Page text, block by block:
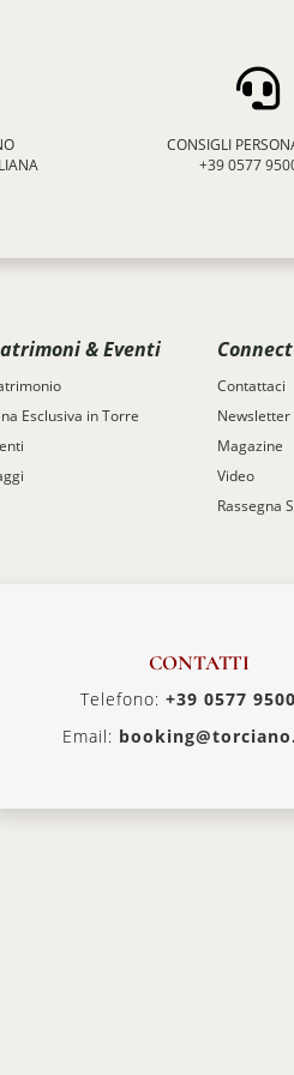
CONSIGLI
+39 0577
& Eventi
Esclusiva in Torre
Connect
Contattaci
Newsletter
Magazine
Video
Rassegna
CONTATTI
Telefono: +39 0577
Email: